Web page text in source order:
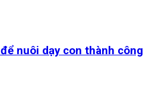
nuôi dạy con thành công